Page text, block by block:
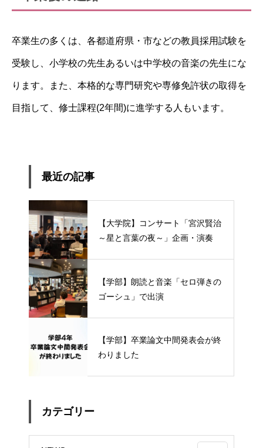
卒業生の多くは、各都道府県・市などの教員採用試験を
受験し、小学校の先生あるいは中学校の音楽の先生にな
ります。また、本格的な専門研究や専修免許状の取得を
目指して、修士課程(2年間)に進学する人もいます。
最近の記事
【大学院】コンサート「宮沢賢治
～星と言葉の夜～」企画・演奏
【学部】朗読と音楽「セロ弾きの
ゴーシュ」で出演
【学部】卒業論文中間発表会が終
わりました
カテゴリー